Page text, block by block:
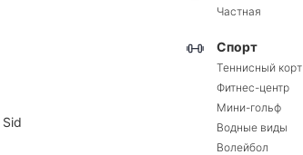
Частная
Спорт
Теннисный корт
Фитнес-центр
Мини-гольф
Водные виды
Волейбол